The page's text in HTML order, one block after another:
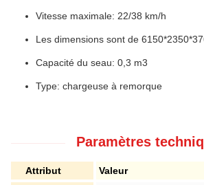
Vitesse maximale: 22/38 km/h
Les dimensions sont de
Capacité du seau: 0,3 m3
Type: chargeuse à remorque
Paramètres
Attribut
Valeur